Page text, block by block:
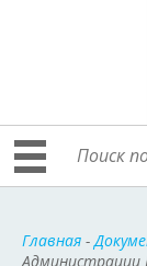
Главная -
Администрации